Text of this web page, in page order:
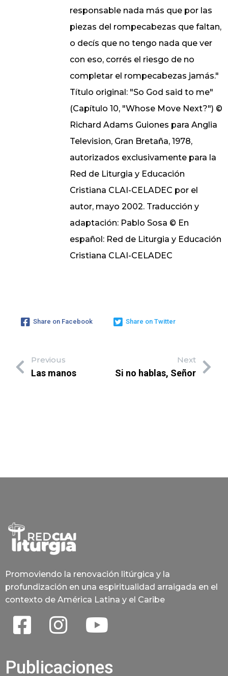
responsable nada más que por las
piezas del rompecabezas que faltan,
o decís que no tengo nada que ver
con eso, corrés el riesgo de no
completar el rompecabezas jamás."
Título original: "So God said to me"
(Capítulo 10, "Whose Move Next?") ©
Richard Adams Guiones para Anglia
Television, Gran Bretaña, 1978,
autorizados exclusivamente para la
Red de Liturgia y Educación
Cristiana CLAI-CELADEC por el
autor, mayo 2002. Traducción y
adaptación: Pablo Sosa © En
español: Red de Liturgia y Educación
Cristiana CLAI-CELADEC
Share on Facebook Share on Twitter
Previous
Las manos
Next
Si no hablas, Señor
Promoviendo la renovación litúrgica y la
profundización en una espiritualidad arraigada en el
contexto de América Latina y el Caribe
Publicaciones